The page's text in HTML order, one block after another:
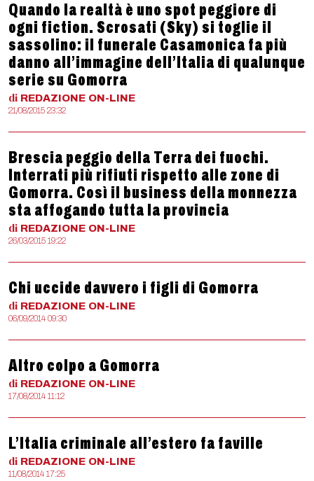
Quando la realtà è uno spot peggiore di
ogni fiction. Scrosati (Sky) si toglie il
sassolino: il funerale Casamonica fa più
danno all’immagine dell’Italia di qualunque
serie su Gomorra
di REDAZIONE ON-LINE
21/08/2015 23:32
Brescia peggio della Terra dei fuochi.
Interrati più rifiuti rispetto alle zone di
Gomorra. Così il business della monnezza
sta affogando tutta la provincia
di REDAZIONE ON-LINE
26/03/2015 19:22
Chi uccide davvero i figli di Gomorra
di REDAZIONE ON-LINE
06/09/2014 09:30
Altro colpo a Gomorra
di REDAZIONE ON-LINE
17/08/2014 11:12
L’Italia criminale all’estero fa faville
di REDAZIONE ON-LINE
11/08/2014 17:25